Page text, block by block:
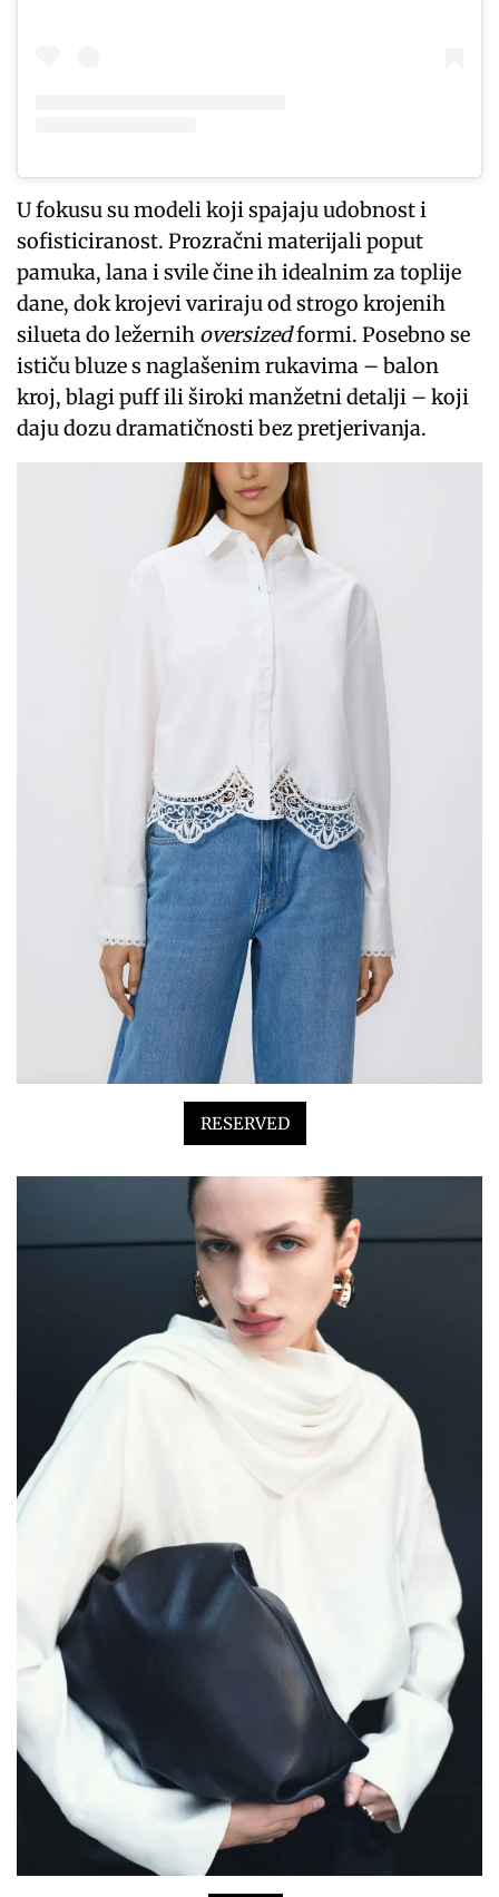
U fokusu su modeli koji spajaju udobnost i
sofisticiranost. Prozračni materijali poput
pamuka, lana i svile čine ih idealnim za toplije
dane, dok krojevi variraju od strogo krojenih
silueta do ležernih oversizedformi. Posebno se
ističu bluze s naglašenim rukavima – balon
kroj, blagi puff ili široki manžetni detalji – koji
daju dozu dramatičnosti bez pretjerivanja.
RESERVED